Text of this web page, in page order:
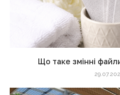
Що таке змінні